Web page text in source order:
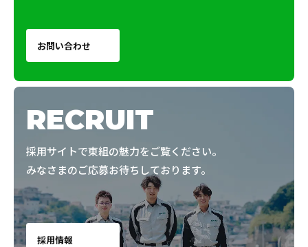
お問い合わせ
RECRUIT
採用サイトで東組の魅力をご覧ください。
みなさまのご応募お待ちしております。
採用情報